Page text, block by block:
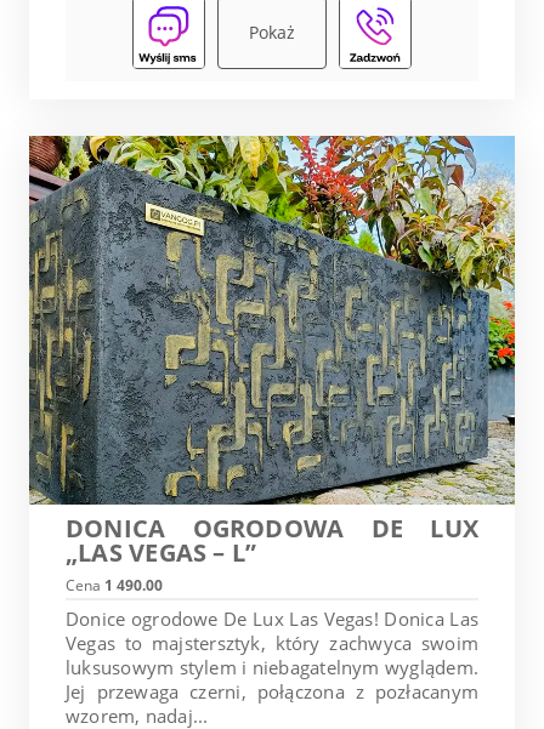
Pokaż
DONICA OGRODOWA DE LUX
„LAS VEGAS – L”
Cena 1 490.00
Donice ogrodowe De Lux Las Vegas! Donica Las
Vegas to majstersztyk, który zachwyca swoim
luksusowym stylem i niebagatelnym wyglądem.
Jej przewaga czerni, połączona z pozłacanym
wzorem, nadaj...